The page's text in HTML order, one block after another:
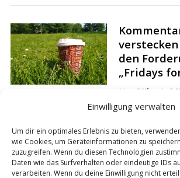
Einwilligung verwalten
Um dir ein optimales Erlebnis zu bieten,
wie Cookies, um Geräteinformationen zu
zuzugreifen. Wenn du diesen Technologien
Daten wie das Surfverhalten oder eindeutige IDs
verarbeiten. Wenn du deine Einwilligung nicht
den
„Fridays
Von Viktoria
Wir
die
sprechen
h
o
r
: